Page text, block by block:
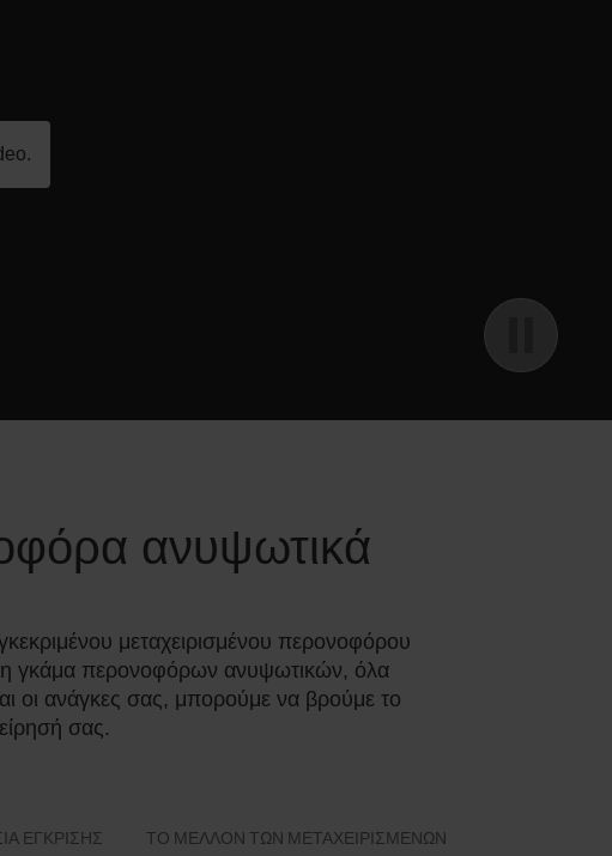
ανυψωτικά
μεταχειρισμένου περονοφόρου
γκάμα περονοφόρων ανυψωτικών, όλα
οι ανάγκες σας, μπορούμε να βρούμε το
σας.
ΈΓΚΡΙΣΗΣ ΤΟ ΜΈΛΛΟΝ ΤΩΝ ΜΕΤΑΧΕΙΡΙΣΜΈΝΩΝ